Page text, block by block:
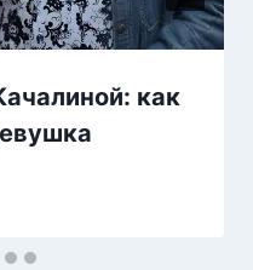
как